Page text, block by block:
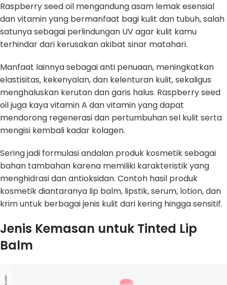
Raspberry seed oil mengandung asam lemak esensial
dan vitamin yang bermanfaat bagi kulit dan tubuh, salah
satunya sebagai perlindungan UV agar kulit kamu
terhindar dari kerusakan akibat sinar matahari.
Manfaat lainnya sebagai anti penuaan, meningkatkan
elastisitas, kekenyalan, dan kelenturan kulit, sekaligus
menghaluskan kerutan dan garis halus. Raspberry seed
oil juga kaya vitamin A dan vitamin yang dapat
mendorong regenerasi dan pertumbuhan sel kulit serta
mengisi kembali kadar kolagen.
Sering jadi formulasi andalan produk kosmetik sebagai
bahan tambahan karena memiliki karakteristik yang
menghidrasi dan antioksidan. Contoh hasil produk
kosmetik diantaranya lip balm, lipstik, serum, lotion, dan
krim untuk berbagai jenis kulit dari kering hingga sensitif.
Jenis Kemasan untuk Tinted Lip
Balm